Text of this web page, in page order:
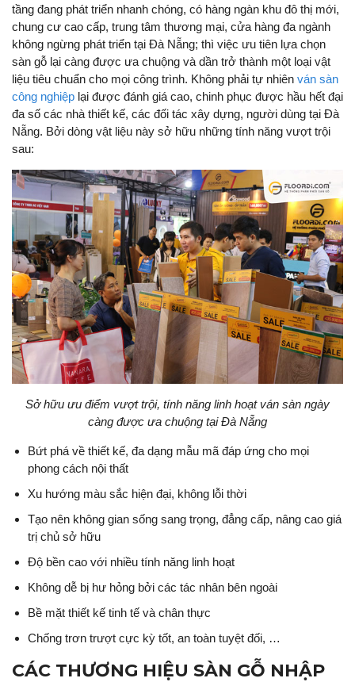
tầng đang phát triển nhanh chóng, có hàng ngàn khu đô thị mới,
chung cư cao cấp, trung tâm thương mại, cửa hàng đa ngành
không ngừng phát triển tại Đà Nẵng; thì việc ưu tiên lựa chọn
sàn gỗ lại càng được ưa chuộng và dần trở thành một loại vật
liệu tiêu chuẩn cho mọi công trình. Không phải tự nhiên ván sàn
công nghiệp lại được đánh giá cao, chinh phục được hầu hết đại
đa số các nhà thiết kế, các đối tác xây dựng, người dùng tại Đà
Nẵng. Bởi dòng vật liệu này sở hữu những tính năng vượt trội
sau:
Sở hữu ưu điểm vượt trội, tính năng linh hoạt ván sàn ngày
càng được ưa chuộng tại Đà Nẵng
Bứt phá về thiết kế, đa dạng mẫu mã đáp ứng cho mọi
phong cách nội thất
Xu hướng màu sắc hiện đại, không lỗi thời
Tạo nên không gian sống sang trọng, đẳng cấp, nâng cao giá
trị chủ sở hữu
Độ bền cao với nhiều tính năng linh hoạt
Không dễ bị hư hỏng bởi các tác nhân bên ngoài
Bề mặt thiết kế tinh tế và chân thực
Chống trơn trượt cực kỳ tốt, an toàn tuyệt đối, …
CÁC THƯƠNG HIỆU SÀN GỖ NHẬP